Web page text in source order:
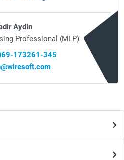
Aydin
Professional (MLP)
173261-345